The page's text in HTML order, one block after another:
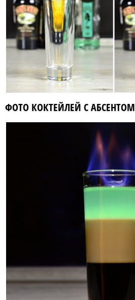
ФОТО КОКТЕЙЛЕЙ С АБСЕНТОМ